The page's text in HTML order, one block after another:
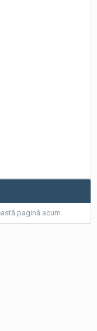
pagină acum.